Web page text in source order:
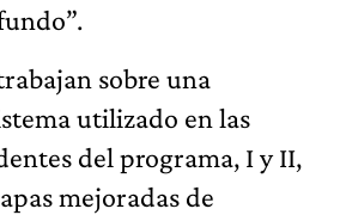
sobre una
utilizado en las
del programa, I y II,
mejoradas de